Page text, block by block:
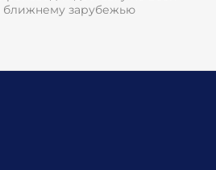
ближнему зарубежью